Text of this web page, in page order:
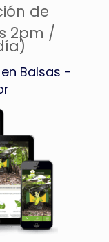
de
2pm /
Balsas -